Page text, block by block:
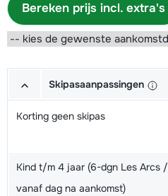
Bereken prijs incl. extra's
Skipasaanpassingen
Korting geen skipas
Kind t/m 4 jaar (6-dgn Les Arcs /
vanaf dag na aankomst)